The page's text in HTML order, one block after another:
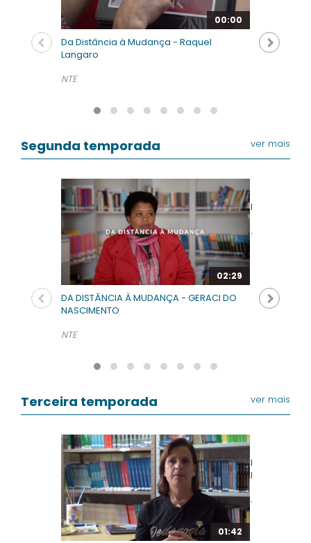
00:00
Da Distância à Mudança - Raquel
Langaro
NTE
ver mais
Segunda temporada
02:29
DA DISTÂNCIA À MUDANÇA - GERACI DO
NASCIMENTO
NTE
Da Distância
NTE
ver mais
Terceira temporada
01:42
DA
FOPPA
NTE